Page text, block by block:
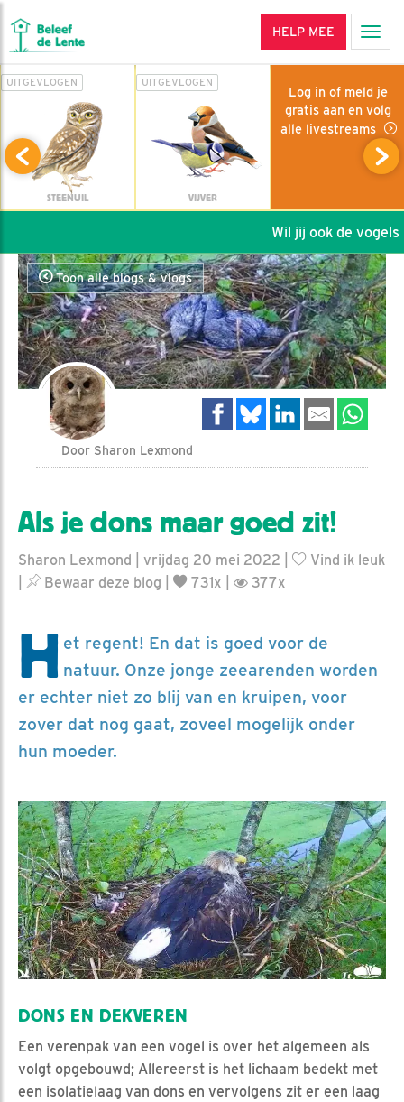
HELP MEE
UITGEVLOGEN
STEENUIL
UITGEVLOGEN
VIJVER
Log in of meld je
gratis aan en volg
alle livestreams
Wil jij ook de vogels
Toon alle blogs & vlogs
Door Sharon Lexmond
Als je dons maar goed zit!
Sharon Lexmond | vrijdag 20 mei 2022 |
Vind ik leuk
Bewaar deze blog 731x | 377x
H et regent! En dat is goed voor de
natuur. Onze jonge zeearenden worden
er echter niet zo blij van en kruipen, voor
zover dat nog gaat, zoveel mogelijk onder
hun moeder.
DONS EN DEKVEREN
Een verenpak van een vogel is over het algemeen als
volgt opgebouwd; Allereerst is het lichaam bedekt met
een isolatielaag van dons en vervolgens zit er een laag